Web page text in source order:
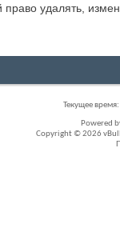
право удалять,
Текущее время:
Powered
Copyright © 2026